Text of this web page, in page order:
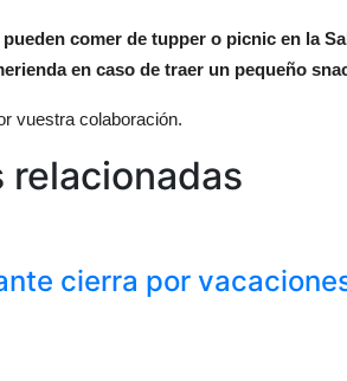
pueden comer de tupper o picnic en la
en caso de traer un pequeño
vuestra colaboración.
relacionadas
cierra por